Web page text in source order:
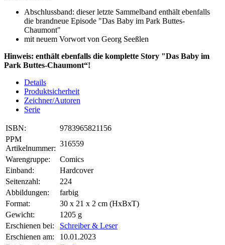
Abschlussband: dieser letzte Sammelband enthält ebenfalls
die brandneue Episode "Das Baby im Park Buttes-
Chaumont"
mit neuem Vorwort von Georg Seeßlen
Hinweis: enthält ebenfalls die komplette Story "Das Baby im
Park Buttes-Chaumont“!
Details
Produktsicherheit
Zeichner/Autoren
Serie
ISBN:
9783965821156
PPM
Artikelnummer:
316559
Warengruppe:
Comics
Einband:
Hardcover
Seitenzahl:
224
Abbildungen:
farbig
Format:
30 x 21 x 2 cm (HxBxT)
Gewicht:
1205 g
Erschienen bei:
Schreiber & Leser
Erschienen am:
10.01.2023